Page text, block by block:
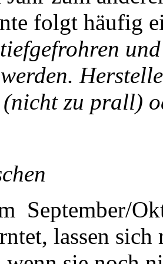
folgt häufig
(nicht zu prall)
September/
lassen